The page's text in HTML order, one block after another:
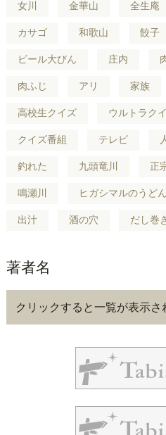
女川 金華山 全生庵
カサゴ 和歌山 餃子
ビール大びん 庄内
肉ふじ アリ 家族
高校生クイズ ウルトラク
クイズ番組 テレビ
釣れた 九頭竜川 正
鳴瀬川 ヒガシマルのうど
出汁 酒の穴 だし巻
著者名
クリックすると一覧が表示さ